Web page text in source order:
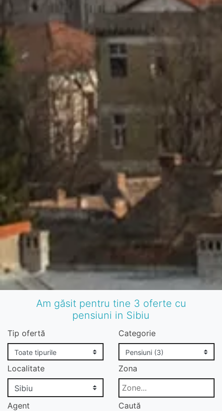
Am găsit pentru tine 3 oferte cu
pensiuni in Sibiu
Tip ofertă Categorie
Localitate Zona
Agent Caută